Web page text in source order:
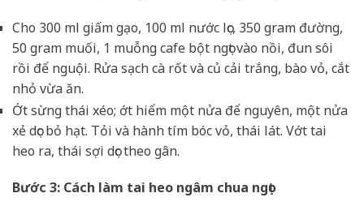
Cho 300 ml giấm gạo, 100 ml nước lọc, 350 gram đường,
50 gram muối, 1 muỗng cafe bột ngọt vào nồi, đun sôi
rồi để nguội. Rửa sạch cà rốt và củ cải trắng, bào vỏ, cắt
nhỏ vừa ăn.
Ớt sừng thái xéo; ớt hiểm một nửa để nguyên, một nửa
xẻ dọc bỏ hạt. Tỏi và hành tím bóc vỏ, thái lát. Vớt tai
heo ra, thái sợi dọc theo gân.
Bước 3: Cách làm tai heo ngâm chua ngọt